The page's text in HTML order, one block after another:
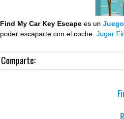
Find My Car Key Escape es un
poder escaparte con el coche.Jugar
Comparte: